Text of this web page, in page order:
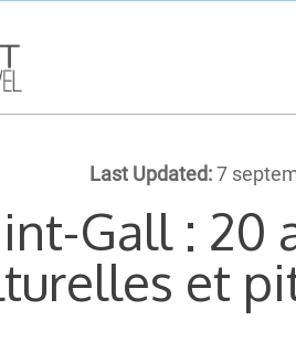
Last Updated:7
Gall : 20
et